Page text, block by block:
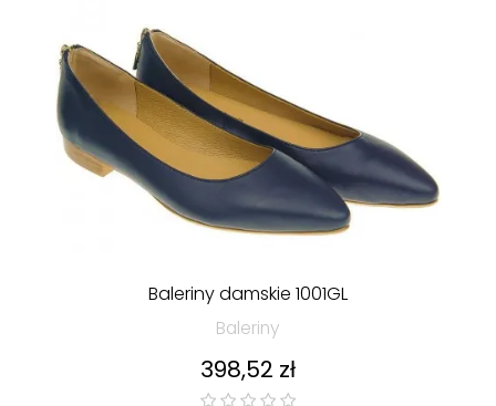
Baleriny damskie 1001GL
Baleriny
Cena
398,52 zł